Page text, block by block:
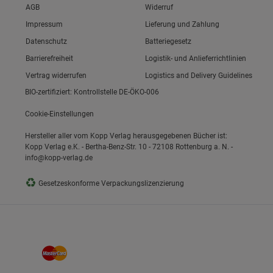
Link zum/zur
AGB
Link zum/zur
Impressum
Link zum/zur
Datenschutz
Link zum/zur
Barrierefreiheit
Vertrag widerrufen
Widerruf
Lieferung und Zahlung
Batteriegesetz
Logistik- und Anlieferrichtlinien
Logistics and Delivery Guidelines
BIO-zertifiziert: Kontrollstelle DE-ÖKO-006
Cookie-Einstellungen
Hersteller aller vom Kopp Verlag herausgegebenen Bücher ist:
Kopp Verlag e.K. - Bertha-Benz-Str. 10 - 72108 Rottenburg a. N. -
info@kopp-verlag.de
♻ Gesetzeskonforme Verpackungslizenzierung
Gruppe